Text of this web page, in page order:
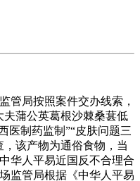
局按照案件交办线索，
夫蒲公英葛根沙棘桑葚低
医制药监制”“皮肤问题三
该产物为通俗食物，当
华人平易近国反不合理合
监管局根据《中华人平易